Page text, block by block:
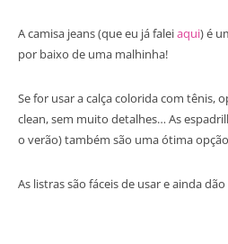
A camisa jeans (que eu já faleiaqui) é
por baixo de uma malhinha!
Se for usar a calça colorida com tênis,
clean, sem muito detalhes… As
o verão) também são uma ótima
As listras são fáceis de usar e ainda